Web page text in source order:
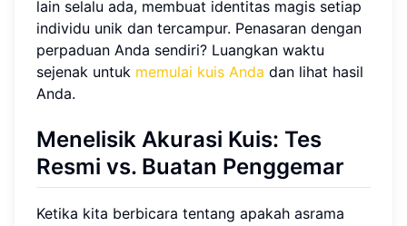
lain selalu ada, membuat identitas magis setiap
individu unik dan tercampur. Penasaran dengan
perpaduan Anda sendiri? Luangkan waktu
sejenak untuk memulai kuis Anda dan lihat hasil
Anda.
Menelisik Akurasi Kuis: Tes
Resmi vs. Buatan Penggemar
Ketika kita berbicara tentang apakah asrama